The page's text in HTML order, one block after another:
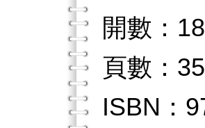
開數：18
頁數：
ISBN：